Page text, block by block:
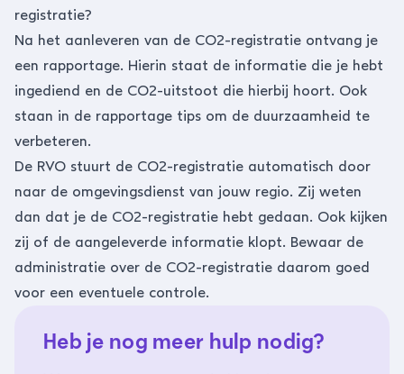
registratie?
Na het aanleveren van de CO2-registratie ontvang je
een rapportage. Hierin staat de informatie die je hebt
ingediend en de CO2-uitstoot die hierbij hoort. Ook
staan in de rapportage tips om de duurzaamheid te
verbeteren.
De RVO stuurt de CO2-registratie automatisch door
naar de omgevingsdienst van jouw regio. Zij weten
dan dat je de CO2-registratie hebt gedaan. Ook kijken
zij of de aangeleverde informatie klopt. Bewaar de
administratie over de CO2-registratie daarom goed
voor een eventuele controle.
Heb je nog meer hulp nodig?